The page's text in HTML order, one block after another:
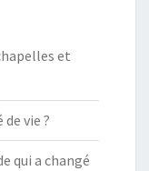
et
vie ?
qui a changé